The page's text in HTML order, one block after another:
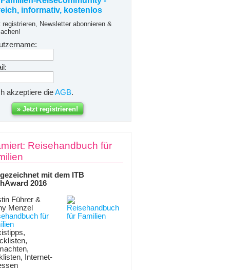
informativ, kostenlos
registrieren, Newsletter abonnieren &
akzeptiere dieAGB.
Reisehandbuch für
mit dem ITB
2016
Führer &
Menzel
für
Internet-